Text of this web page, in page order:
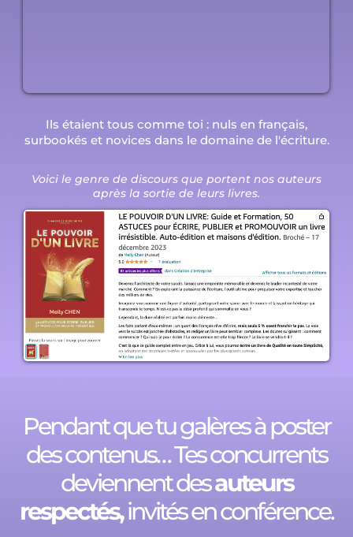
Ils étaient tous comme toi : nuls en français,
surbookés et novices dans le domaine de l'écriture.
Voici le genre de discours que portent nos auteurs
après la sortie de leurs livres.
Pendant que tu galères à poster
des contenus… Tes concurrents
deviennent desauteurs
respectés,invités en conférence.